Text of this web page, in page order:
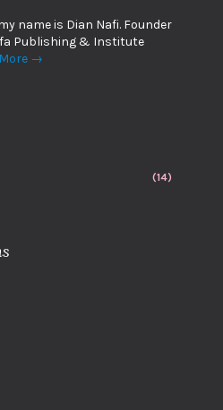
name is Dian Nafi. Founder
Publishing & Institute
→
(14)